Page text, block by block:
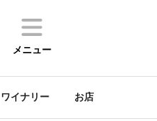
メニュー
ワイナリー お店